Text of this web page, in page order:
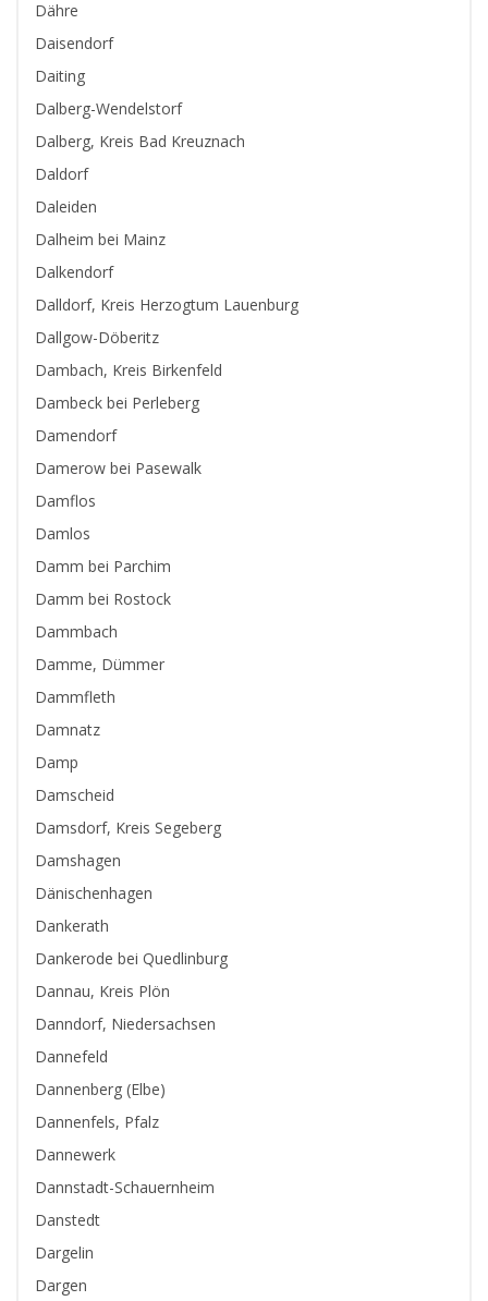
Dähre
Daisendorf
Daiting
Dalberg-Wendelstorf
Dalberg, Kreis Bad Kreuznach
Daldorf
Daleiden
Dalheim bei Mainz
Dalkendorf
Dalldorf, Kreis Herzogtum Lauenburg
Dallgow-Döberitz
Dambach, Kreis Birkenfeld
Dambeck bei Perleberg
Damendorf
Damerow bei Pasewalk
Damflos
Damlos
Damm bei Parchim
Damm bei Rostock
Dammbach
Damme, Dümmer
Dammfleth
Damnatz
Damp
Damscheid
Damsdorf, Kreis Segeberg
Damshagen
Dänischenhagen
Dankerath
Dankerode bei Quedlinburg
Dannau, Kreis Plön
Danndorf, Niedersachsen
Dannefeld
Dannenberg (Elbe)
Dannenfels, Pfalz
Dannewerk
Dannstadt-Schauernheim
Danstedt
Dargelin
Dargen